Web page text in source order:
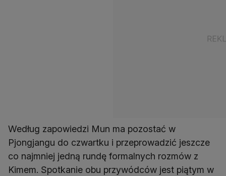
Według zapowiedzi Mun ma pozostać w
Pjongjangu do czwartku i przeprowadzić jeszcze
co najmniej jedną rundę formalnych rozmów z
Kimem. Spotkanie obu przywódców jest piątym w